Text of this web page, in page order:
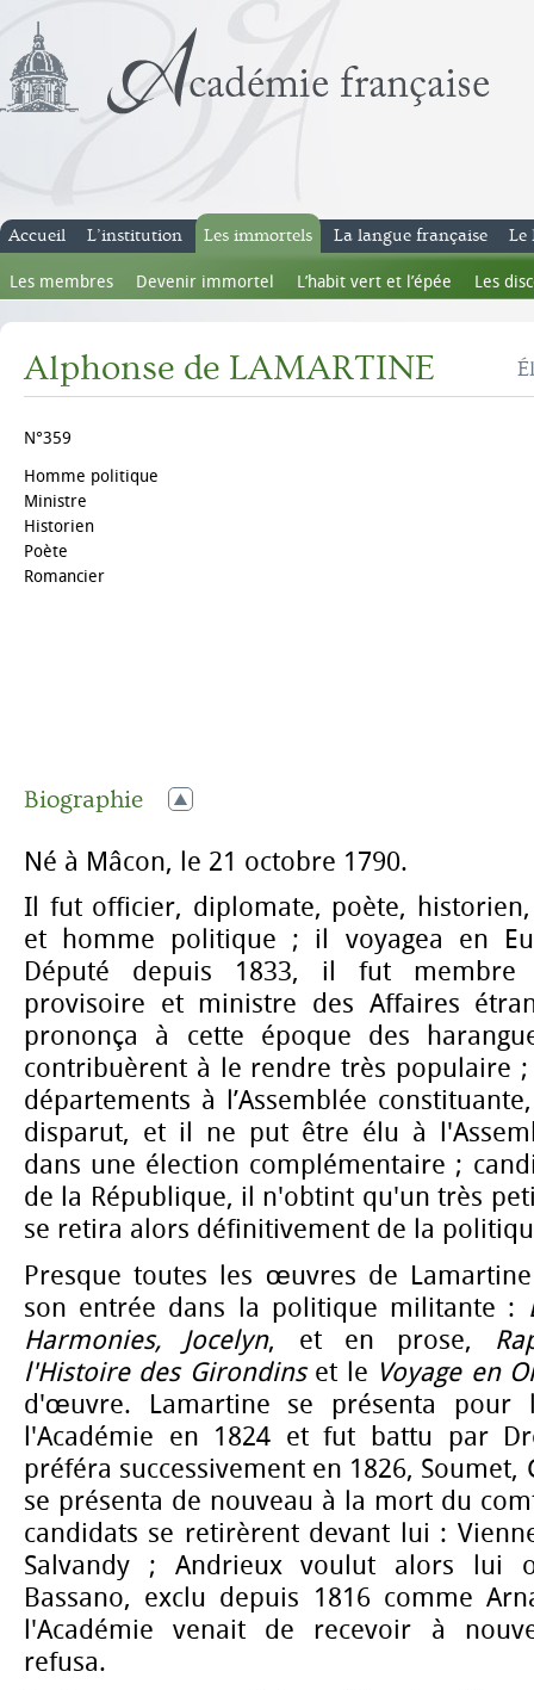
Accueil L’institution Les immortels
Les membres Devenir immortel L’habit vert et l’épée Les
La langue française Le
Alphonse de LAMARTINE
N°359
Homme politique
Ministre
Historien
Poète
Romancier
Biographie
Né à Mâcon, le 21 octobre 1790.
Il fut officier, diplomate, poète,
et homme politique ; il voyagea en
Député depuis 1833, il fut membre
provisoire et ministre des Affaires
prononça à cette époque des
contribuèrent à le rendre très populaire
départements à l’Assemblée
disparut, et il ne put être élu à
dans une élection complémentaire ;
de la République, il n'obtint qu'un très
se retira alors définitivement de la
Presque toutes les œuvres de
son entrée dans la politique militante :
Harmonies, Jocelyn, et en prose,
l'Histoire des Girondinset le Voyage en
d'œuvre. Lamartine se présenta
l'Académie en 1824 et fut battu par
préféra successivement en 1826,
se présenta de nouveau à la mort du
candidats se retirèrent devant lui :
Salvandy ; Andrieux voulut alors lui
Bassano, exclu depuis 1816 comme
l'Académie venait de recevoir à
refusa.